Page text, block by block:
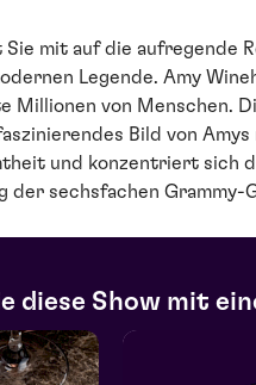
Sie mit auf die aufregende
Legende. Amy
Millionen von Menschen.
Bild von
und konzentriert sich
der sechsfachen Grammy-
diese Show mit